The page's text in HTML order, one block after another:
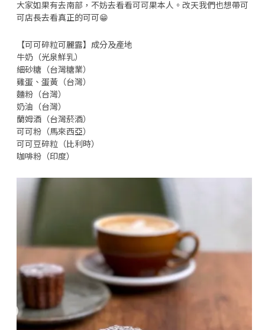
大家如果有去南部，不妨去看看可可果本人。改天我們也想帶可
可店長去看真正的可可😁
【可可碎粒可麗露】成分及產地
牛奶（光泉鮮乳）
細砂糖（台灣糖業）
雞蛋、蛋黃（台灣）
麵粉（台灣）
奶油（台灣）
蘭姆酒（台灣菸酒）
可可粉（馬來西亞）
可可豆碎粒（比利時）
咖啡粉（印度）